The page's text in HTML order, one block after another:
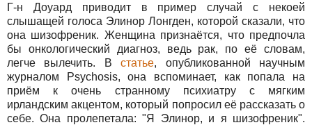
Г-н Доуард приводит в пример случай с некоей
слышащей голоса Элинор Лонгден, которой сказали, что
она шизофреник. Женщина признаётся, что предпочла
бы онкологический диагноз, ведь рак, по её словам,
легче вылечить. Встатье, опубликованной научным
журналом Psychosis, она вспоминает, как попала на
приём к очень странному психиатру с мягким
ирландским акцентом, который попросил её рассказать о
себе. Она пролепетала: "Я Элинор, и я шизофреник".